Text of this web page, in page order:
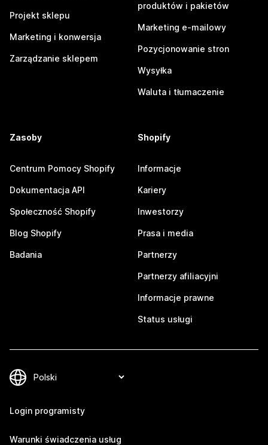
Projekt sklepu
Marketing i konwersja
Zarządzanie sklepem
produktów i pakietów
Marketing e-mailowy
Pozycjonowanie stron
Wysyłka
Waluta i tłumaczenie
Zasoby
Centrum Pomocy Shopify
Dokumentacja API
Społeczność Shopify
Blog Shopify
Badania
Shopify
Informacje
Kariery
Inwestorzy
Prasa i media
Partnerzy
Partnerzy afiliacyjni
Informacje prawne
Status usługi
Login programisty
Warunki świadczenia usług